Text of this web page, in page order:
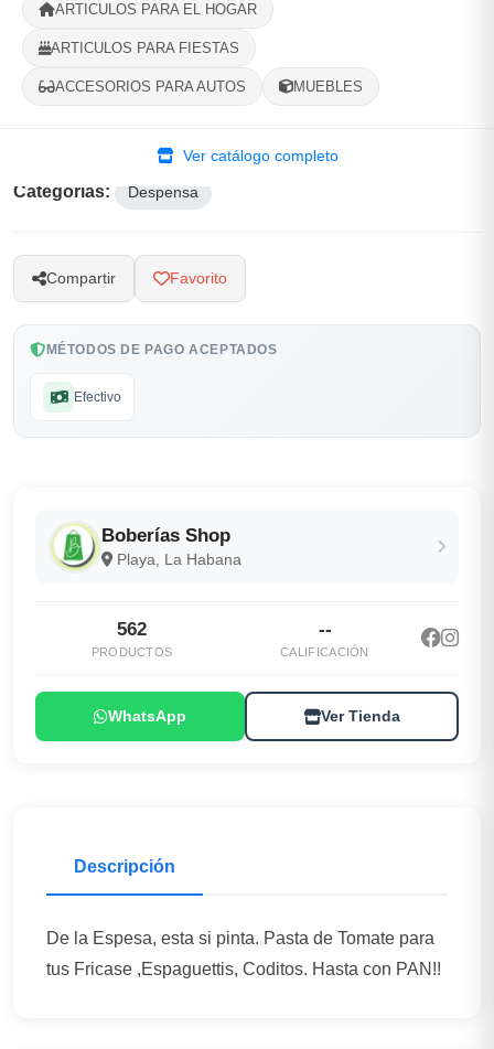
ARTICULOS PARA EL HOGAR
ARTICULOS PARA FIESTAS
ACCESORIOS PARA AUTOS MUEBLES
Ver catálogo completo
Categorías: Despensa
Compartir Favorito
MÉTODOS DE PAGO ACEPTADOS
Efectivo
Boberías Shop
Playa, La Habana
562
PRODUCTOS
--
CALIFICACIÓN
WhatsApp Ver Tienda
Descripción
De la Espesa, esta si pinta. Pasta de Tomate para
tus Fricase ,Espaguettis, Coditos. Hasta con PAN!!